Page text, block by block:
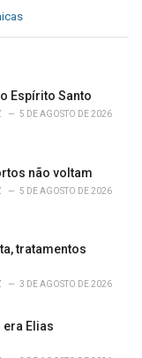
Espírito Santo
5 DE AGOSTO DE 2026
não voltam
5 DE AGOSTO DE 2026
tratamentos
3 DE AGOSTO DE 2026
era Elias